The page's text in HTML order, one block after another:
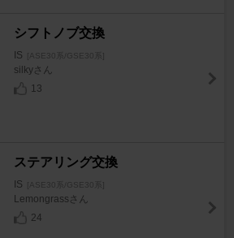
シフトノブ交換
IS [ASE30系/GSE30系]
silkyさん
13
ステアリング交換
IS [ASE30系/GSE30系]
Lemongrassさん
24